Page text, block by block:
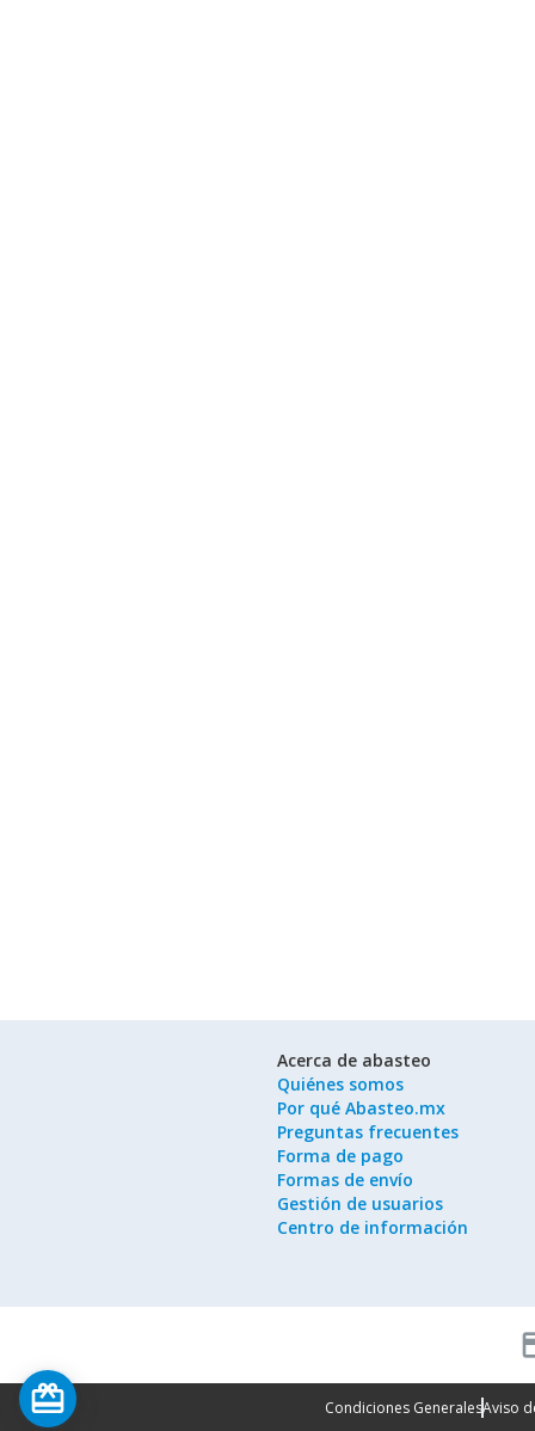
Acerca de abasteo
Quiénes somos
Por qué Abasteo.mx
Preguntas frecuentes
Forma de pago
Formas de envío
Gestión de usuarios
Centro de información
Condiciones GeneralesAviso
card_giftcard